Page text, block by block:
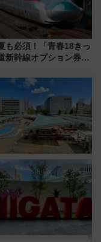
も必須！「青春18きっ
新幹線オプション券」